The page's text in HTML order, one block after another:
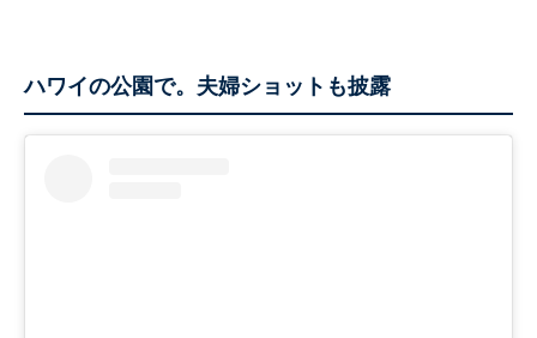
ハワイの公園で。夫婦ショットも披露